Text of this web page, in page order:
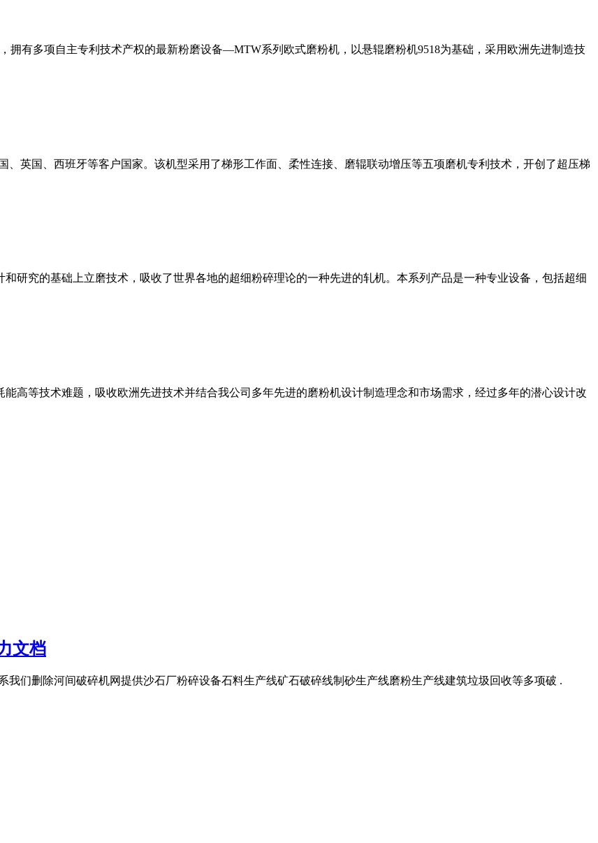
拥有多项自主专利技术产权的最新粉磨设备—MTW系列欧式磨粉机，以悬辊磨粉机9518为基础，采用欧洲先进制造技
、英国、西班牙等客户国家。该机型采用了梯形工作面、柔性连接、磨辊联动增压等五项磨机专利技术，开创了超压梯
研究的基础上立磨技术，吸收了世界各地的超细粉碎理论的一种先进的轧机。本系列产品是一种专业设备，包括超细
高等技术难题，吸收欧洲先进技术并结合我公司多年先进的磨粉机设计制造理念和市场需求，经过多年的潜心设计改
文档
我们删除河间破碎机网提供沙石厂粉碎设备石料生产线矿石破碎线制砂生产线磨粉生产线建筑垃圾回收等多项破 .